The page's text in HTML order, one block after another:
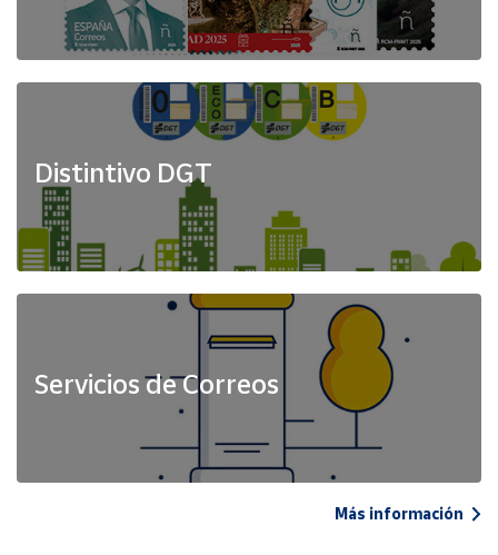
Distintivo DGT
Servicios de Correos
Más información